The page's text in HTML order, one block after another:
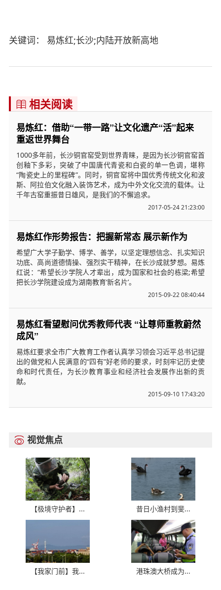
关键词： 易炼红;长沙;内陆开放新高地
 相关阅读
易炼红：借助“一带一路”让文化遗产“活”起来
重返世界舞台
1000多年前，长沙铜官窑受到世界青睐，是因为长沙铜官窑首
创釉下多彩，突破了中国唐代青瓷和白瓷的单一色调，堪称
“陶瓷史上的里程碑”。同时，铜官窑将中国优秀传统文化和波
斯、阿拉伯文化融入装饰艺术，成为中外文化交流的载体。让
千年古窑重振昔日雄风，是我们的不懈追求。
2017-05-24 21:23:00
易炼红作形势报告：把握新常态 展示新作为
希望广大学子勤学、博学、善学，以坚定理想信念、扎实知识
功底、高尚道德情操、强烈实干精神，在长沙成就梦想。易炼
红说：“希望长沙学院人才辈出，成为国家和社会的栋梁;希望
把长沙学院建设成为湖南教育‘新名片’。
2015-09-22 08:40:44
易炼红看望慰问优秀教师代表 “让尊师重教蔚然
成风”
易炼红要求全市广大教育工作者认真学习领会习近平总书记提
出的做党和人民满意的“四有”好老师的要求，时刻牢记历史使
命和时代责任，为长沙教育事业和经济社会发展作出新的贡
献。
2015-09-10 17:43:20
 视觉焦点
【极境守护者】... 昔日小渔村到斐...
【我家门前】我... 港珠澳大桥成为...